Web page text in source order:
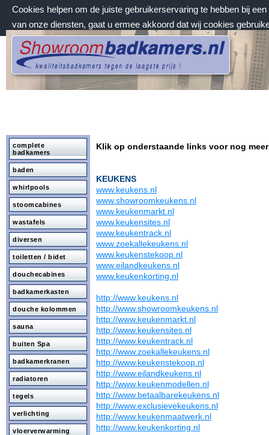
Cookies helpen om de juiste gebruikerservaring te hebben bij
van onze diensten, gaat u ermee akkoord dat wij cookies
vrijdag 7 augustus 2026, 15:39 uur
Welkom bij Showroombadkamers.nl
complete
badkamers
baden
whirlpools
stoomcabines
wastafels
diversen
toiletten / bidet
douchecabines
badkamerkasten
douche kolommen
sauna
buiten Spa
badkamerkranen
radiatoren
tegels
verlichting
vloerverwarming
Klik op onderstaande links voor nog
KEUKENS
www.keukens.nl
www.showroomkeukens.nl
www.keukenmarkt.nl
www.keukensites.nl
www.keukentrack.nl
www.zoekallekeukens.nl
www.keukenstekoop.nl
www.eilandkeukens.nl
www.keukenkorting.nl
http://www.keukens.nl
http://www.showroomkeukens.nl
http://www.keukenmarkt.nl
http://www.keukensites.nl
http://www.keukentrack.nl
http://www.zoekallekeukens.nl
http://www.keukenstekoop.nl
http://www.eilandkeukens.nl
http://www.keukenmodellen.nl
http://www.betaalbarekeukens.nl
http://www.exclusievekeukens.nl
http://www.keukenmaatwerk.nl
http://www.keukenkorting.nl